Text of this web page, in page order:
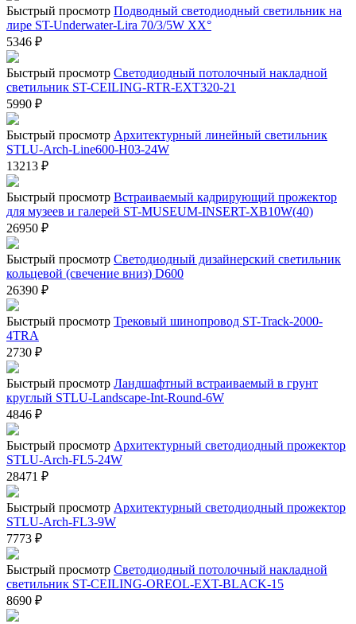
Быстрый просмотр Подводный светодиодный светильник на
лире ST-Underwater-Lira 70/3/5W XX°
5346 ₽
Быстрый просмотр Светодиодный потолочный накладной
светильник ST-CEILING-RTR-EXT320-21
5990 ₽
Быстрый просмотр Архитектурный линейный светильник
STLU-Arch-Line600-H03-24W
13213 ₽
Быстрый просмотр Встраиваемый кадрирующий прожектор
для музеев и галерей ST-MUSEUM-INSERT-XB10W(40)
26950 ₽
Быстрый просмотр Светодиодный дизайнерский светильник
кольцевой (свечение вниз) D600
26390 ₽
Быстрый просмотр Трековый шинопровод ST-Track-2000-
4TRA
2730 ₽
Быстрый просмотр Ландшафтный встраиваемый в грунт
круглый STLU-Landscape-Int-Round-6W
4846 ₽
Быстрый просмотр Архитектурный светодиодный прожектор
STLU-Arch-FL5-24W
28471 ₽
Быстрый просмотр Архитектурный светодиодный прожектор
STLU-Arch-FL3-9W
7773 ₽
Быстрый просмотр Светодиодный потолочный накладной
светильник ST-CEILING-OREOL-EXT-BLACK-15
8690 ₽